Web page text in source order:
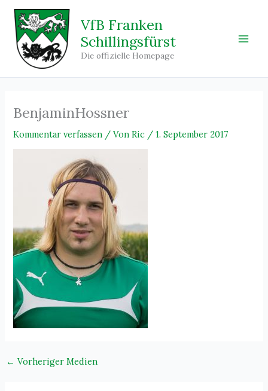
Zum
Inhalt
springen
VfB Franken
Schillingsfürst
Die offizielle Homepage
BenjaminHossner
Kommentar verfassen / VonRic /1. September 2017
← Vorheriger Medien